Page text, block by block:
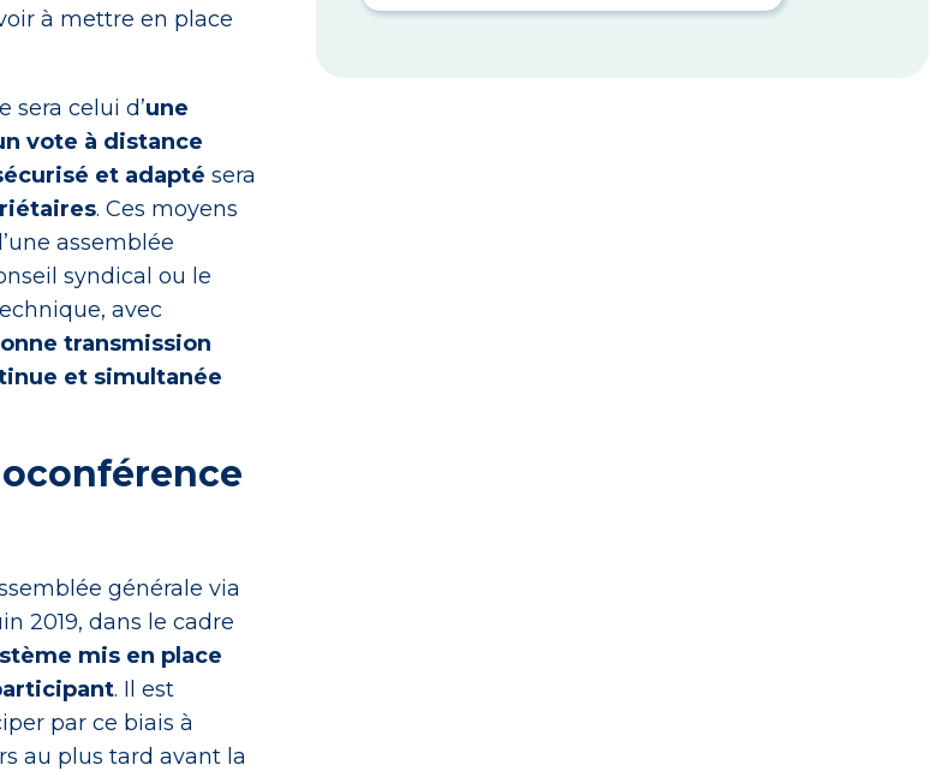
à mettre en place
sera celui d’une
vote à distance
et adapté sera
. Ces moyens
assemblée
syndical ou le
avec
transmission
et simultanée
générale via
2019, dans le cadre
mis en place
. Il est
par ce biais à
au plus tard avant la